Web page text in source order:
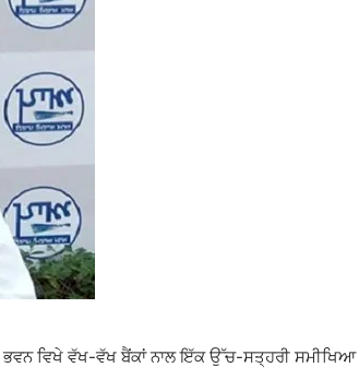
ਭਵਨ ਵਿਖੇ ਵੱਖ-ਵੱਖ ਬੈਂਕਾਂ ਨਾਲ ਇੱਕ ਉੱਚ-ਸਤ੍ਹਰੀ ਸਮੀਖਿਆ